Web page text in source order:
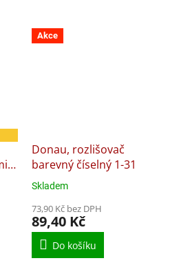
Akce
Donau, rozlišovač
barevný číselný 1-31
Průměrné
produktu
je
5,0
Skladem
73,90 Kč bez DPH
89,40 Kč
Do košíku